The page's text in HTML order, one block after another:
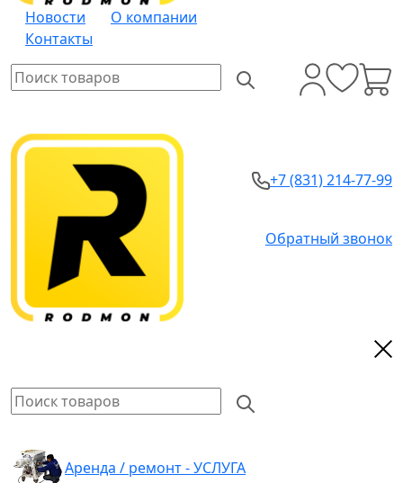
Новости
О компании
Контакты
+7 (831) 214-77-99
Обратный звонок
Аренда / ремонт - УСЛУГА